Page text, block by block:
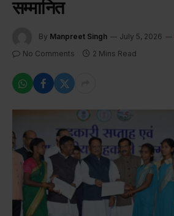
सम्मानित
By Manpreet Singh July 5, 2026
No Comments 2 Mins Read